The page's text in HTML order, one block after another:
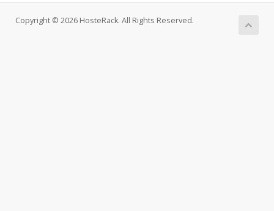
Copyright © 2026 HosteRack. All Rights Reserved.